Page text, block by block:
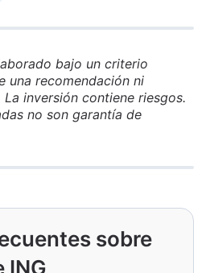
bajo un criterio
una recomendación ni
inversión contiene riesgos.
no son garantía de
sobre
ING